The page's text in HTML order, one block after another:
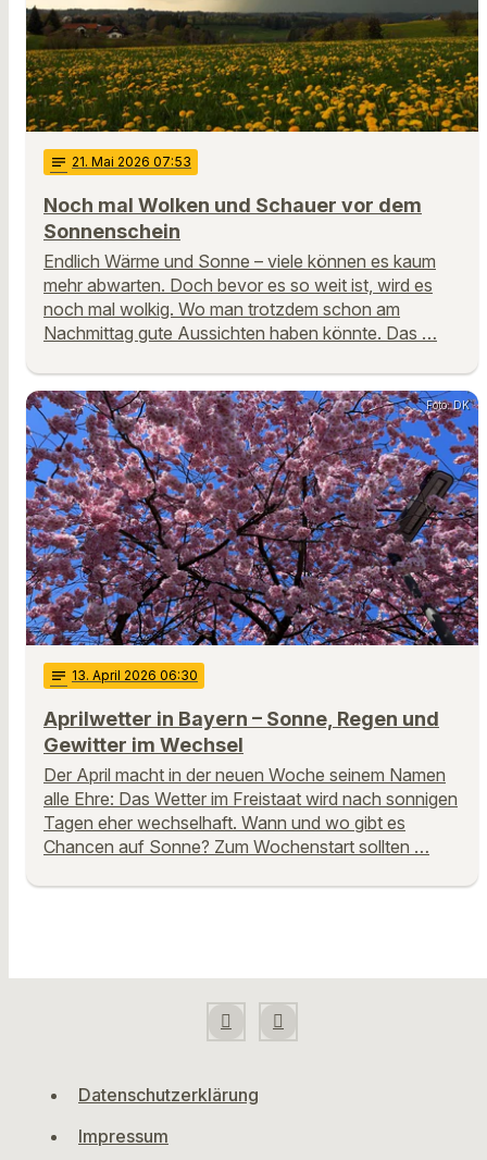
notes 21. Mai 2026 07:53
Noch mal Wolken und Schauer vor dem
Sonnenschein
Endlich Wärme und Sonne – viele können es kaum
mehr abwarten. Doch bevor es so weit ist, wird es
noch mal wolkig. Wo man trotzdem schon am
Nachmittag gute Aussichten haben könnte. Das …
Foto: DK
notes 13. April 2026 06:30
Aprilwetter in Bayern – Sonne, Regen und
Gewitter im Wechsel
Der April macht in der neuen Woche seinem Namen
alle Ehre: Das Wetter im Freistaat wird nach sonnigen
Tagen eher wechselhaft. Wann und wo gibt es
Chancen auf Sonne? Zum Wochenstart sollten …
Datenschutzerklärung
Impressum